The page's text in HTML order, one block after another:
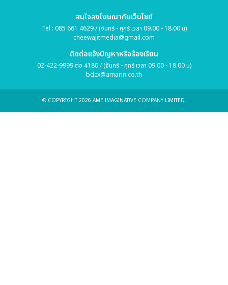
สนใจลงโฆษณากับเว็บไซต์
Tel : 085 661 4629 / (จันทร์ - ศุกร์ เวลา 09.00 - 18.00 น)
cheewajitmedia@gmail.com
ติดต่อแจ้งปัญหาหรือร้องเรียน
02-422-9999 ต่อ 4180 / (จันทร์ - ศุกร์ เวลา 09.00 - 18.00 น)
bdcx@amarin.co.th
© COPYRIGHT 2026 AME IMAGINATIVE COMPANY LIMITED.